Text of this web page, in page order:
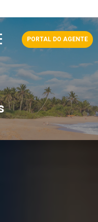
PORTAL DO AGENTE